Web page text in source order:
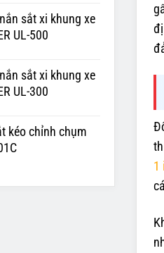
sắt xi khung xe
UL-500
sắt xi khung xe
UL-300
kéo chỉnh chụm
1